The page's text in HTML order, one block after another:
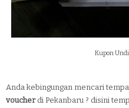
Kupon
Anda kebingungan mencari
voucherdi Pekanbaru ? disini